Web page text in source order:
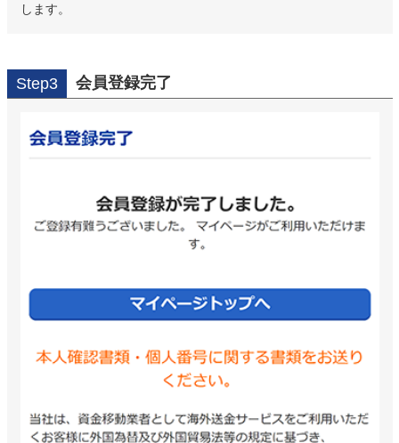
します。
Step3 会員登録完了